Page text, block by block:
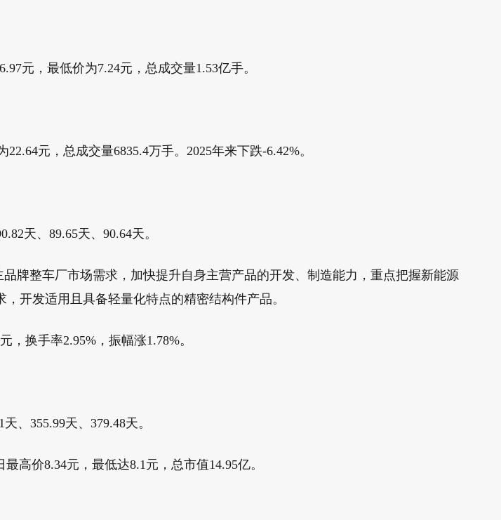
元，最低价为7.24元，总成交量1.53亿手。
元，总成交量6835.4万手。2025年来下跌-6.42%。
天、89.65天、90.64天。
牌整车厂市场需求，加快提升自身主营产品的开发、制造能力，重点把握新能源
开发适用且具备轻量化特点的精密结构件产品。
，换手率2.95%，振幅涨1.78%。
、355.99天、379.48天。
高价8.34元，最低达8.1元，总市值14.95亿。